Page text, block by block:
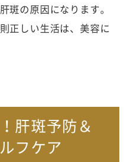
斑の原因になります。
正しい生活は、美容に
肝斑予防＆
フケア